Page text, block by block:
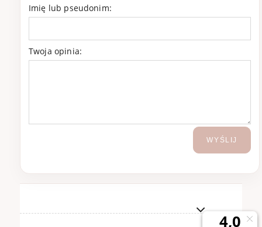
Imię lub pseudonim:
Twoja opinia:
WYŚLIJ